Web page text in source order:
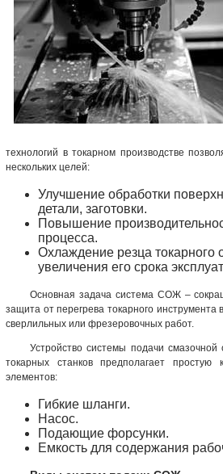
технологий в токарном производстве
нескольких целей:
Улучшение обработки
детали, заготовки.
Повышение
процесса.
Охлаждение резца токарного
увеличения его срока
Основная задача система СОЖ –
защита от перегрева токарного инструмента
сверлильных или фрезеровочных работ.
Устройство системы подачи
токарных станков предполагает простую
элементов:
Гибкие шланги.
Насос.
Подающие форсунки.
Емкость для содержания